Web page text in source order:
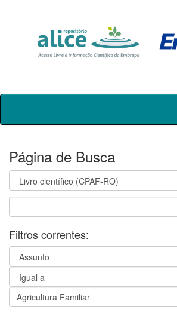
Skip
Página de Busca
Filtros correntes: